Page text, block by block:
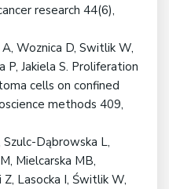
research 44(6),
Woznica D, Switlik W,
P, Jakiela S. Proliferation
cells on confined
methods 409,
Dąbrowska L,
Mielcarska MB,
Lasocka I, Świtlik W,